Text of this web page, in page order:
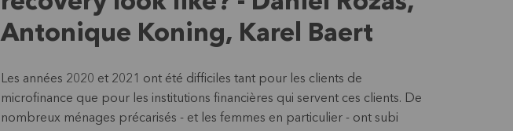
Antonique Koning, Karel Baert
Les années 2020 et 2021 ont été difficiles tant pour les clients de
microfinance que pour les institutions financières qui servent ces clients. De
nombreux ménages précarisés - et les femmes en particulier - ont subi